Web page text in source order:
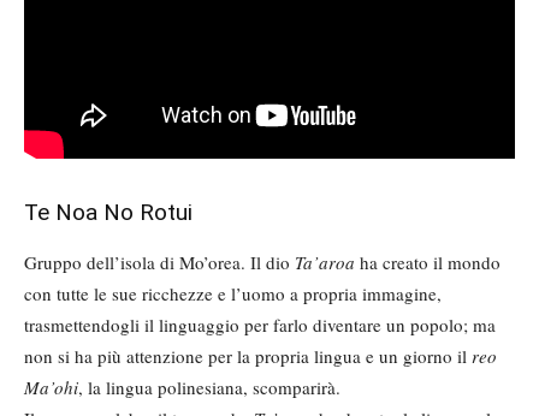
Te Noa No Rotui
Gruppo dell’isola di Mo’orea. Il dio Ta’aroa ha creato il mondo
con tutte le sue ricchezze e l’uomo a propria immagine,
trasmettendogli il linguaggio per farlo diventare un popolo; ma
non si ha più attenzione per la propria lingua e un giorno il reo
Ma’ohi, la lingua polinesiana, scomparirà.